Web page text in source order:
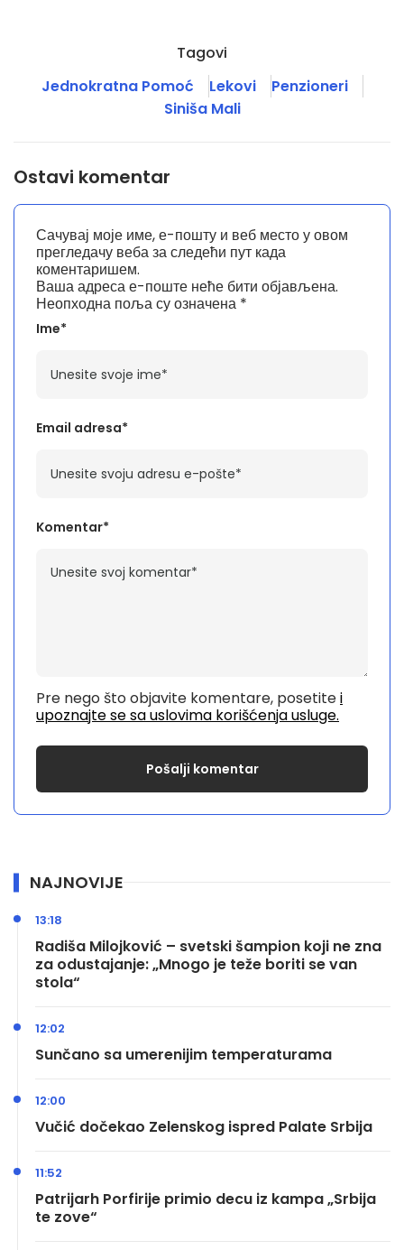
Tagovi
Jednokratna Pomoć
Lekovi
Penzioneri
Siniša Mali
Ostavi komentar
Ваша адреса е-поште неће бити објављена.
Неопходна поља су означена *
Komentar*
Pre nego što objavite komentare, posetitei
upoznajte se sa uslovima korišćenja usluge.
Ime*
Email adresa*
Сачувај моје име, е-пошту и веб место у овом
прегледачу веба за следећи пут када
коментаришем.
NAJNOVIJE
Radiša Milojković – svetski šampion koji ne zna
za odustajanje: „Mnogo je teže boriti se van
stola“
13:18
Sunčano sa umerenijim temperaturama
12:02
Vučić dočekao Zelenskog ispred Palate Srbija
12:00
Patrijarh Porfirije primio decu iz kampa „Srbija
te zove“
11:52